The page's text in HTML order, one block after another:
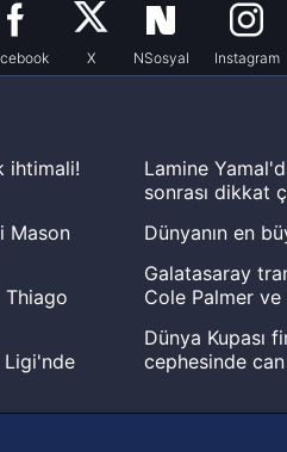
X NSosyal Instagram
ihtimali!
Mason
Ligi'nde
Lamine
sonrası dikkat
Dünyanın en
Galatasaray
Cole Palmer ve
Dünya Kupası
cephesinde